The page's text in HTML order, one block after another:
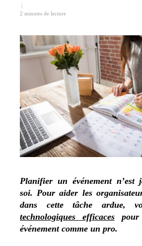
|
2 minutes de lecture
Planifier un événement n’est
soi. Pour aider les
dans cette tâche ardue,
technologiques efficacespour
événement comme un pro.